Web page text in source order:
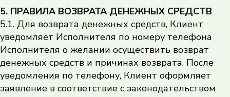
5. ПРАВИЛА ВОЗВРАТА ДЕНЕЖНЫХ СРЕДСТВ
5.1. Для возврата денежных средств, Клиент
уведомляет Исполнителя по номеру телефона
Исполнителя о желании осуществить возврат
денежных средств и причинах возврата. После
уведомления по телефону, Клиент оформляет
заявление в соответствие с законодательством